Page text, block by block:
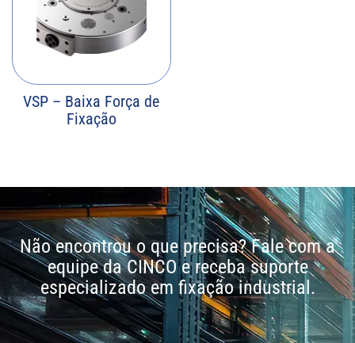
VSP – Baixa Força de
Fixação
Não encontrou o que precisa? Fale com a
equipe da CINCO e receba suporte
especializado em fixação industrial.